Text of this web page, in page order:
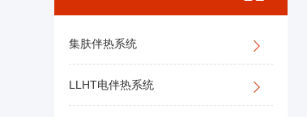
集肤伴热系统
LLHT电伴热系统